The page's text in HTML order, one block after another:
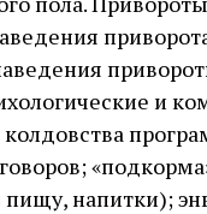
и
пищу, напитки);